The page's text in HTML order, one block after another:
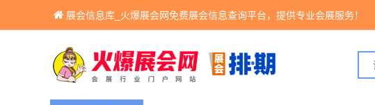
展会信息库_火爆展会网免费展会信息查询平台，提供专业会展服务！